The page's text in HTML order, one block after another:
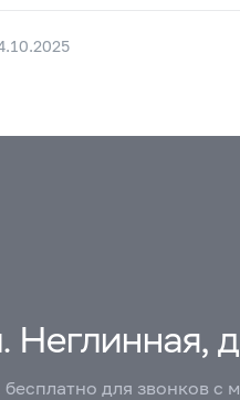
Неглинная,
бесплатно для звонков с